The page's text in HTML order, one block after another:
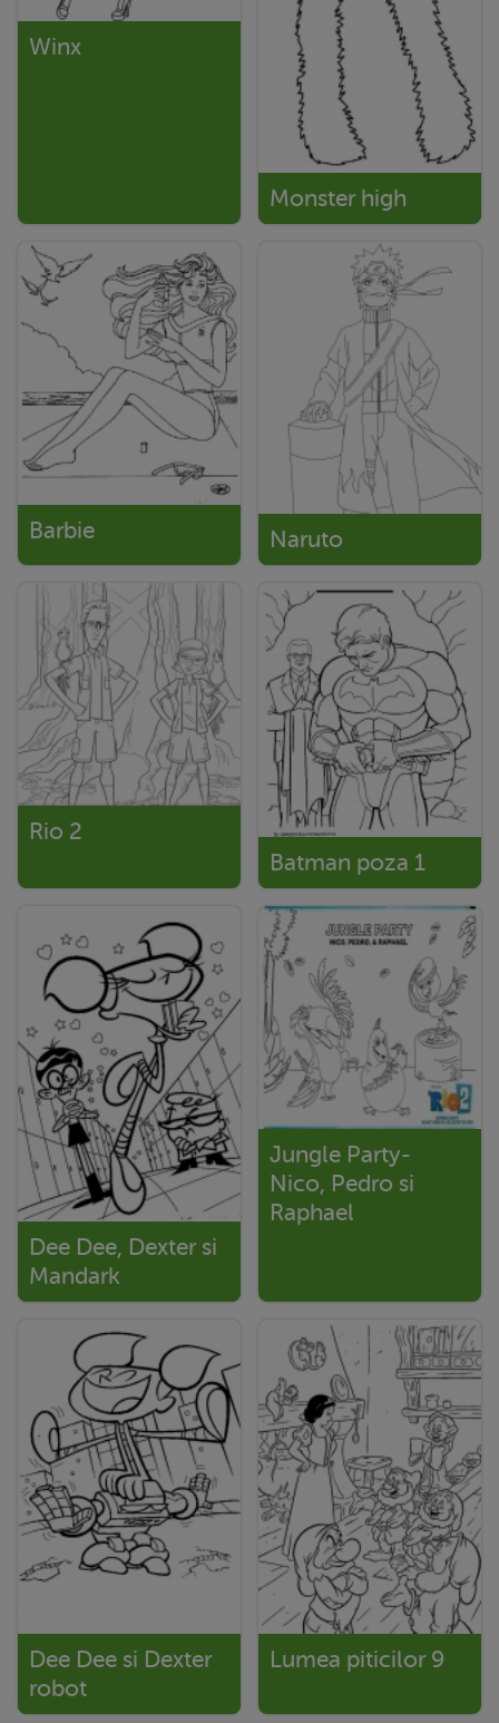
Winx
Monster high
Barbie Naruto
Rio 2
Batman poza 1
Dee Dee, Dexter si
Mandark
Jungle Party-
Nico, Pedro si
Raphael
Dee Dee si Dexter
robot
Lumea piticilor 9